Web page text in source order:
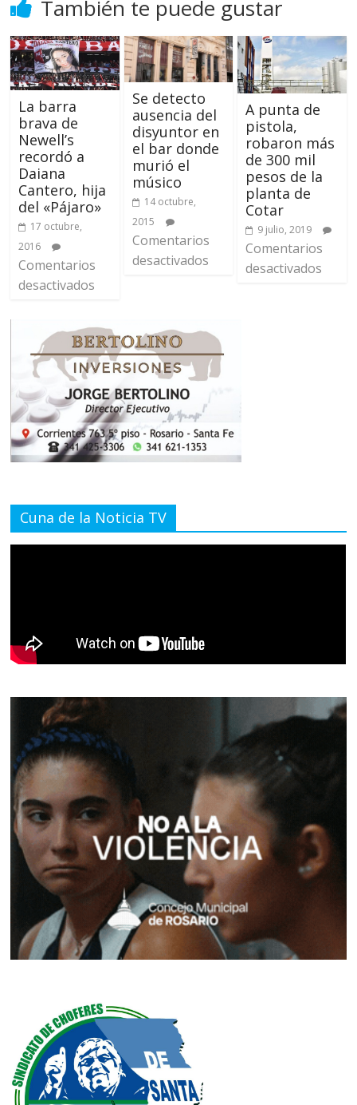
También te puede gustar
La barra
brava de
Newell’s
recordó a
Daiana
Cantero, hija
del «Pájaro»
17 octubre,
2016
Comentarios
desactivados
Se detecto
ausencia del
disyuntor en
el bar donde
murió el
músico
14 octubre,
2015
Comentarios
desactivados
A punta de
pistola,
robaron más
de 300 mil
pesos de la
planta de
Cotar
9 julio, 2019
Comentarios
desactivados
Cuna de la Noticia TV